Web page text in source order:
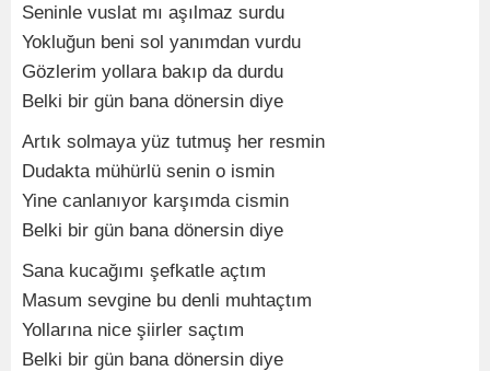
Seninle vuslat mı aşılmaz surdu
Yokluğun beni sol yanımdan vurdu
Gözlerim yollara bakıp da durdu
Belki bir gün bana dönersin diye
Artık solmaya yüz tutmuş her resmin
Dudakta mühürlü senin o ismin
Yine canlanıyor karşımda cismin
Belki bir gün bana dönersin diye
Sana kucağımı şefkatle açtım
Masum sevgine bu denli muhtaçtım
Yollarına nice şiirler saçtım
Belki bir gün bana dönersin diye